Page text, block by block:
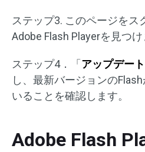
ステップ3. このページをス
Adobe Flash Playerを見つけ
ステップ4．「 アップデー
し、最新バージョンの
いることを確認します。
Adobe Flash